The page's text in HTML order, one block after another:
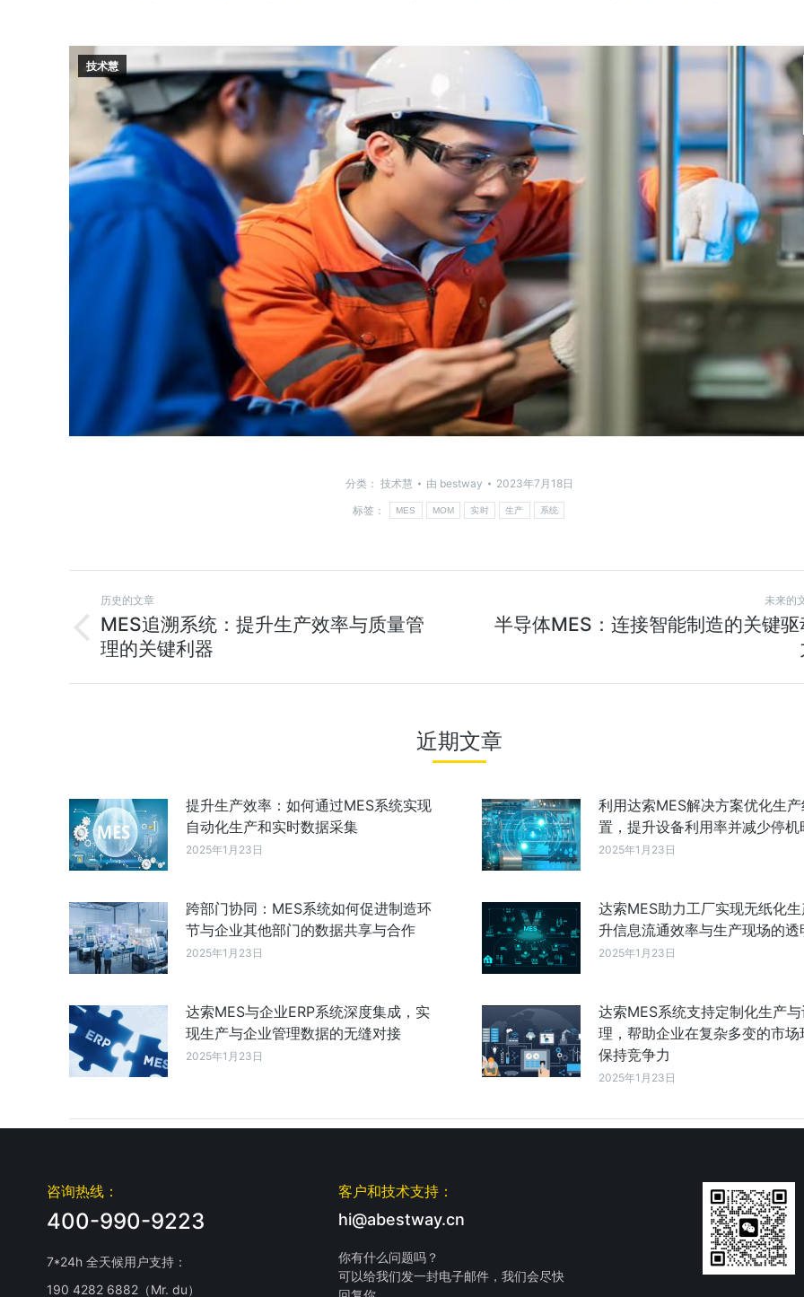
技术慧
分类： 技术慧 由 bestway
2023年7月18日
标签：
MES MOM 实时 生产 系统
历史的文章
MES追溯系统：提升生产效率与质量管
理的关键利器
未来的
半导体MES：连接智能制造的关键驱
近期文章
提升生产效率：如何通过MES系统实现
自动化生产和实时数据采集
2025年1月23日
利用达索MES解决方案优化生
置，提升设备利用率并减少停机
2025年1月23日
跨部门协同：MES系统如何促进制造环
节与企业其他部门的数据共享与合作
2025年1月23日
达索MES助力工厂实现无纸化
升信息流通效率与生产现场的透
2025年1月23日
达索MES与企业ERP系统深度集成，实
现生产与企业管理数据的无缝对接
2025年1月23日
达索MES系统支持定制化生产
理，帮助企业在复杂多变的市场
保持竞争力
2025年1月23日
咨询热线：
400-990-9223
7*24h 全天候用户支持：
190 4282 6882（Mr. du）
客户和技术支持：
hi@abestway.cn
你有什么问题吗？
可以给我们发一封电子邮件，我们会尽快